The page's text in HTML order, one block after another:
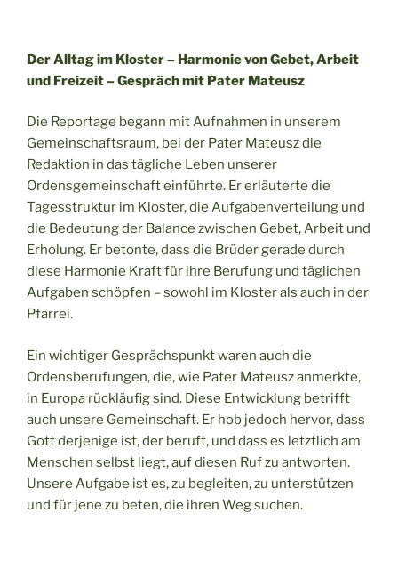
Der Alltag im Kloster – Harmonie von Gebet, Arbeit
und Freizeit – Gespräch mit Pater Mateusz
Die Reportage begann mit Aufnahmen in unserem
Gemeinschaftsraum, bei der Pater Mateusz die
Redaktion in das tägliche Leben unserer
Ordensgemeinschaft einführte. Er erläuterte die
Tagesstruktur im Kloster, die Aufgabenverteilung und
die Bedeutung der Balance zwischen Gebet, Arbeit und
Erholung. Er betonte, dass die Brüder gerade durch
diese Harmonie Kraft für ihre Berufung und täglichen
Aufgaben schöpfen – sowohl im Kloster als auch in der
Pfarrei.
Ein wichtiger Gesprächspunkt waren auch die
Ordensberufungen, die, wie Pater Mateusz anmerkte,
in Europa rückläufig sind. Diese Entwicklung betrifft
auch unsere Gemeinschaft. Er hob jedoch hervor, dass
Gott derjenige ist, der beruft, und dass es letztlich am
Menschen selbst liegt, auf diesen Ruf zu antworten.
Unsere Aufgabe ist es, zu begleiten, zu unterstützen
und für jene zu beten, die ihren Weg suchen.